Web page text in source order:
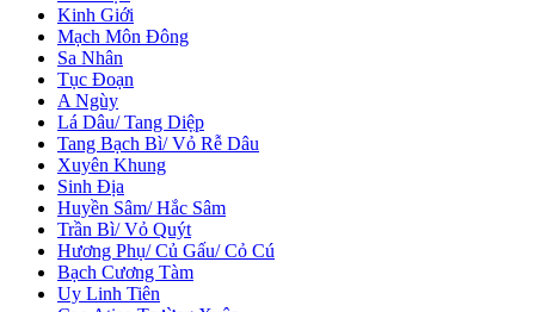
Kinh Giới
Mạch Môn Đông
Sa Nhân
Tục Đoạn
A Ngùy
Lá Dâu/ Tang Diệp
Tang Bạch Bì/ Vỏ Rễ Dâu
Xuyên Khung
Sinh Địa
Huyền Sâm/ Hắc Sâm
Trần Bì/ Vỏ Quýt
Hương Phụ/ Củ Gấu/ Cỏ Cú
Bạch Cương Tàm
Uy Linh Tiên